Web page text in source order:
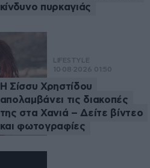
κίνδυνο πυρκαγιάς
LIFESTYLE
10·08·2026 01:50
Η Σίσσυ Χρηστίδου
απολαμβάνει τις διακοπές
της στα Χανιά – Δείτε βίντεο
και φωτογραφίες